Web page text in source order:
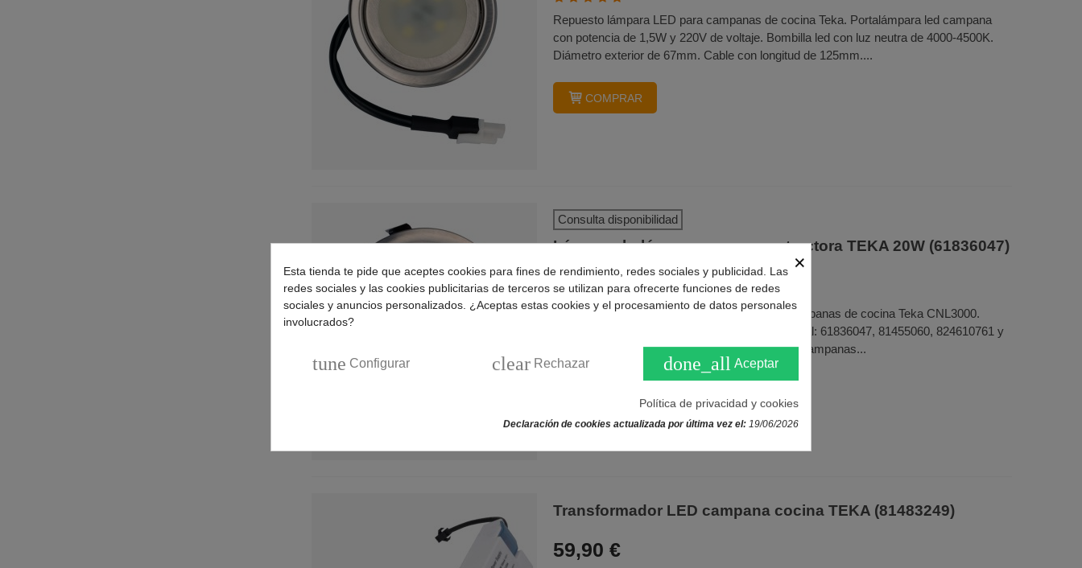
Repuesto lámpara LED para campanas de cocina Teka. Portalámpara led campana
con potencia de 1,5W y 220V de voltaje. Bombilla led con luz neutra de 4000-4500K.
Diámetro exterior de 67mm. Cable con longitud de 125mm....
COMPRAR
Consulta disponibilidad
Lámpara halógena campana extractora TEKA 20W (61836047)
27,95 €
Repuesto lámpara halógena inoxidable para campanas de cocina Teka CNL3000.
Lámpara de cocina de 20W y 12V. Código original: 61836047, 81455060, 824610761 y
696050190. Lámpara halógena compatible con campanas...
Transformador LED campana cocina TEKA (81483249)
59,90 €
×
Esta tienda te pide que aceptes cookies para fines de rendimiento, redes sociales y publicidad. Las
redes sociales y las cookies publicitarias de terceros se utilizan para ofrecerte funciones de redes
sociales y anuncios personalizados. ¿Aceptas estas cookies y el procesamiento de datos personales
involucrados?
tune Configurar clear Rechazar done_all Aceptar
Política de privacidad y cookies
Declaración de cookies actualizada por última vez el: 19/06/2026